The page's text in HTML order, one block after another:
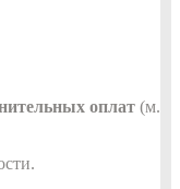
оплат (м.